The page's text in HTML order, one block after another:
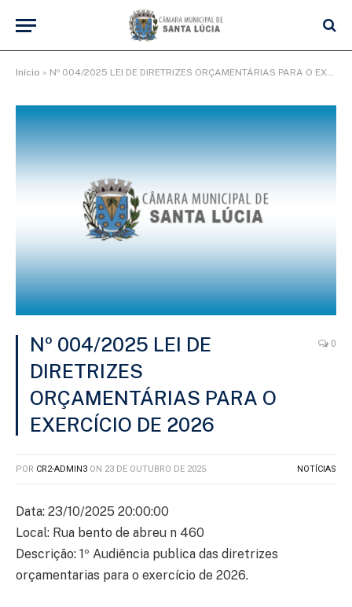
Início » Nº 004/2025 LEI DE DIRETRIZES ORÇAMENTÁRIAS PARA O EXERCÍCIO DE 2026
Nº 004/2025 LEI DE
DIRETRIZES
ORÇAMENTÁRIAS PARA O
EXERCÍCIO DE 2026
0
POR CR2-ADMIN3 ON 23 DE OUTUBRO DE 2025 NOTÍCIAS
Data: 23/10/2025 20:00:00
Local: Rua bento de abreu n 460
Descrição: 1º Audiência publica das diretrizes
orçamentarias para o exercício de 2026.